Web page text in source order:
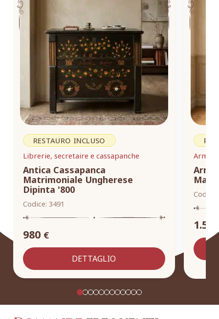
RESTAURO INCLUSO
Librerie, secretaire e cassapanche
Antica Cassapanca
Matrimoniale Ungherese
Dipinta '800
Codice: 3491
980 €
DETTAGLIO
Codice: